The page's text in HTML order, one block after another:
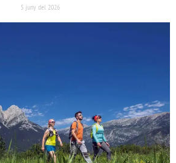
5 juny del 2026